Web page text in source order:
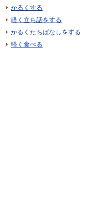
かるくする
軽く立ち話をする
かるくたちばなしをする
軽く食べる